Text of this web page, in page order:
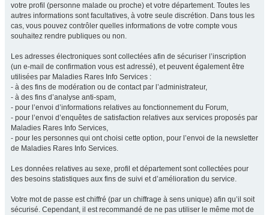
votre profil (personne malade ou proche) et votre département. Toutes les
autres informations sont facultatives, à votre seule discrétion. Dans tous les
cas, vous pouvez contrôler quelles informations de votre compte vous
souhaitez rendre publiques ou non.
Les adresses électroniques sont collectées afin de sécuriser l’inscription
(un e-mail de confirmation vous est adressé), et peuvent également être
utilisées par Maladies Rares Info Services :
- à des fins de modération ou de contact par l’administrateur,
- à des fins d’analyse anti-spam,
- pour l’envoi d’informations relatives au fonctionnement du Forum,
- pour l’envoi d’enquêtes de satisfaction relatives aux services proposés par
Maladies Rares Info Services,
- pour les personnes qui ont choisi cette option, pour l’envoi de la newsletter
de Maladies Rares Info Services.
Les données relatives au sexe, profil et département sont collectées pour
des besoins statistiques aux fins de suivi et d’amélioration du service.
Votre mot de passe est chiffré (par un chiffrage à sens unique) afin qu’il soit
sécurisé. Cependant, il est recommandé de ne pas utiliser le même mot de